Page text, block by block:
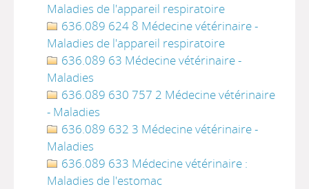
Maladies de l'appareil respiratoire
636.089 624 8 Médecine vétérinaire -
Maladies de l'appareil respiratoire
636.089 63 Médecine vétérinaire -
Maladies
636.089 630 757 2 Médecine vétérinaire
- Maladies
636.089 632 3 Médecine vétérinaire -
Maladies
636.089 633 Médecine vétérinaire :
Maladies de l'estomac